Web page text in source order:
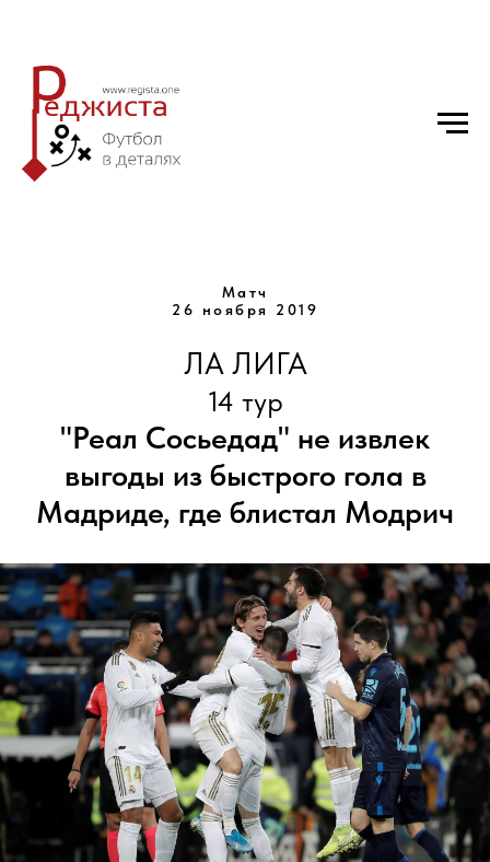
Матч
26 ноября 2019
ЛА ЛИГА
14 тур
"Реал Сосьедад" не извлек
выгоды из быстрого гола в
Мадриде, где блистал Модрич